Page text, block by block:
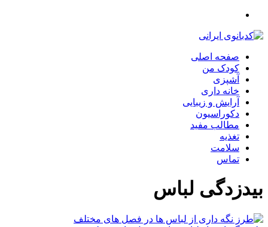
صفحه اصلی
کودک من
آشپزی
خانه داری
آرایش و زیبایی
دکوراسیون
مطالب مفید
تغذیه
سلامت
تماس
بیدزدگی لباس